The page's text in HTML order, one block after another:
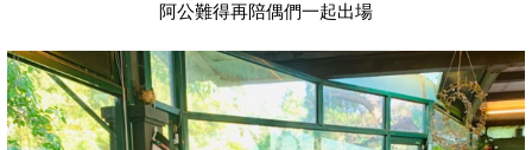
阿公難得再陪偶們一起出場